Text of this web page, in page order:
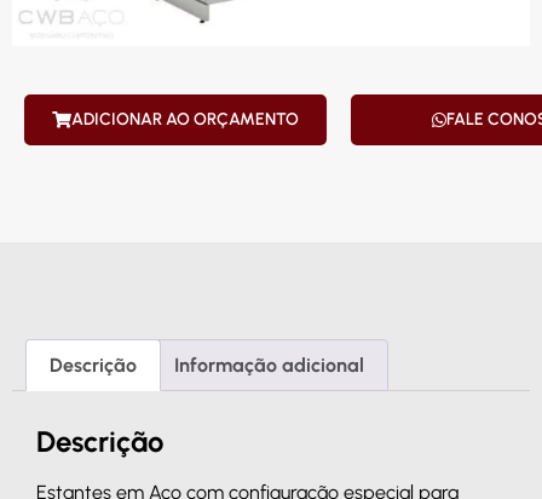
ADICIONAR AO ORÇAMENTO FALE
Descrição Informação adicional
Descrição
Estantes em Aço com configuração especial para